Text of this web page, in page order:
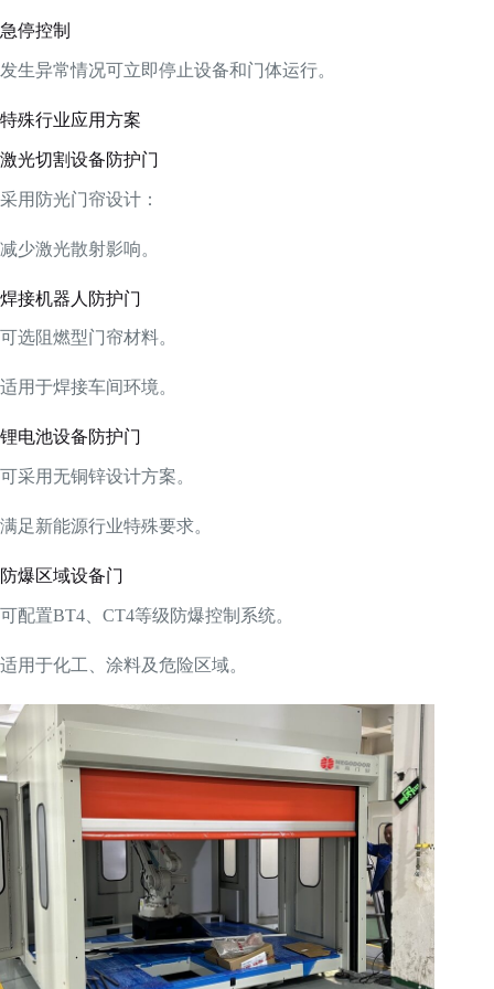
急停控制
发生异常情况可立即停止设备和门体运行。
特殊行业应用方案
激光切割设备防护门
采用防光门帘设计：
减少激光散射影响。
焊接机器人防护门
可选阻燃型门帘材料。
适用于焊接车间环境。
锂电池设备防护门
可采用无铜锌设计方案。
满足新能源行业特殊要求。
防爆区域设备门
可配置BT4、CT4等级防爆控制系统。
适用于化工、涂料及危险区域。